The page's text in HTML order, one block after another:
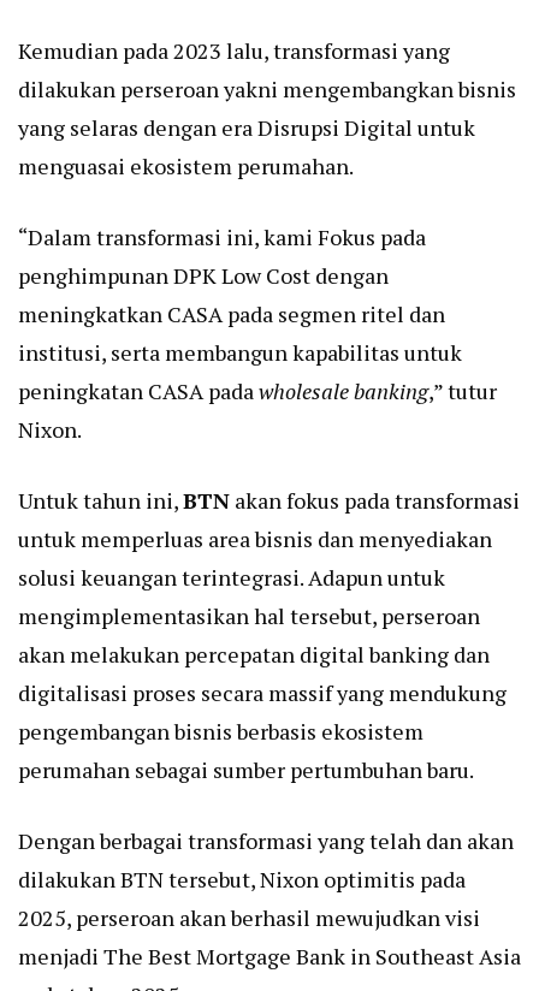
Kemudian pada 2023 lalu, transformasi yang
dilakukan perseroan yakni mengembangkan bisnis
yang selaras dengan era Disrupsi Digital untuk
menguasai ekosistem perumahan.
“Dalam transformasi ini, kami Fokus pada
penghimpunan DPK Low Cost dengan
meningkatkan CASA pada segmen ritel dan
institusi, serta membangun kapabilitas untuk
peningkatan CASA padawholesale banking,” tutur
Nixon.
Untuk tahun ini,BTN akan fokus pada transformasi
untuk memperluas area bisnis dan menyediakan
solusi keuangan terintegrasi. Adapun untuk
mengimplementasikan hal tersebut, perseroan
akan melakukan percepatan digital banking dan
digitalisasi proses secara massif yang mendukung
pengembangan bisnis berbasis ekosistem
perumahan sebagai sumber pertumbuhan baru.
Dengan berbagai transformasi yang telah dan akan
dilakukan BTN tersebut, Nixon optimitis pada
2025, perseroan akan berhasil mewujudkan visi
menjadi The Best Mortgage Bank in Southeast Asia